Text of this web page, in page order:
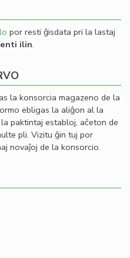
por resti ĝisdata pri la lastaj
ilin.
la konsorcia magazeno de la
ebligas la aliĝon al la
paktintaj establoj, aĉeton de
pli. Vizitu ĝin tuj por
novaĵoj de la konsorcio.